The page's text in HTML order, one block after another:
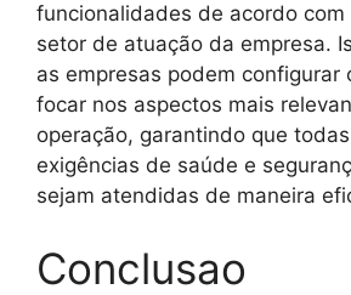
funcionalidades de acordo
setor de atuação da empresa.
as empresas podem configurar
focar nos aspectos mais
operação, garantindo que
exigências de saúde e
sejam atendidas de maneira
Conclusao